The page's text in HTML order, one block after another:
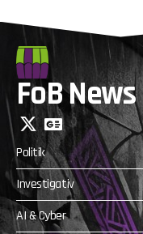
FoB
Politik
Investigativ
AI & Cyber